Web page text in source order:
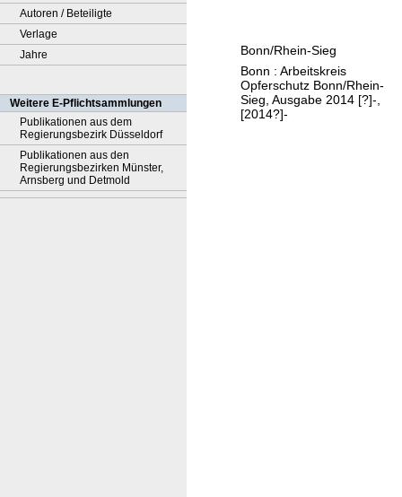
Autoren / Beteiligte
Verlage
Jahre
Weitere E-Pflichtsammlungen
Publikationen aus dem
Regierungsbezirk Düsseldorf
Publikationen aus den
Regierungsbezirken Münster,
Arnsberg und Detmold
h
i
l
f
Bonn/Rhein-Sieg
Bonn : Arbeitskreis
Opferschutz Bonn/Rhein-
Sieg, Ausgabe 2014 [?]-,
[2014?]-